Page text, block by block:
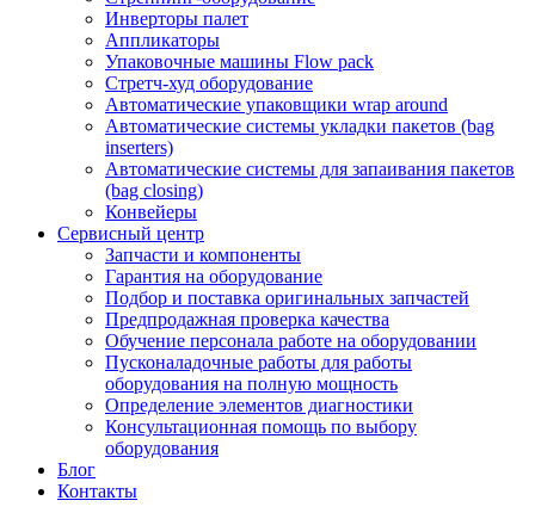
Инверторы палет
Аппликаторы
Упаковочные машины Flow pack
Стретч-худ оборудование
Автоматические упаковщики wrap around
Автоматические системы укладки пакетов (bag
inserters)
Автоматические системы для запаивания пакетов
(bag closing)
Конвейеры
Сервисный центр
Запчасти и компоненты
Гарантия на оборудование
Подбор и поставка оригинальных запчастей
Предпродажная проверка качества
Обучение персонала работе на оборудовании
Пусконаладочные работы для работы
оборудования на полную мощность
Определение элементов диагностики
Консультационная помощь по выбору
оборудования
Блог
Контакты